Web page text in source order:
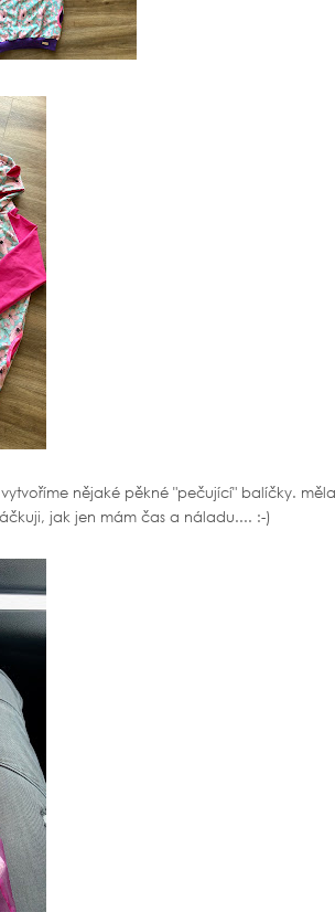
nějaké pěkné "pečující" balíčky. měla
jak jen mám čas a náladu.... :-)